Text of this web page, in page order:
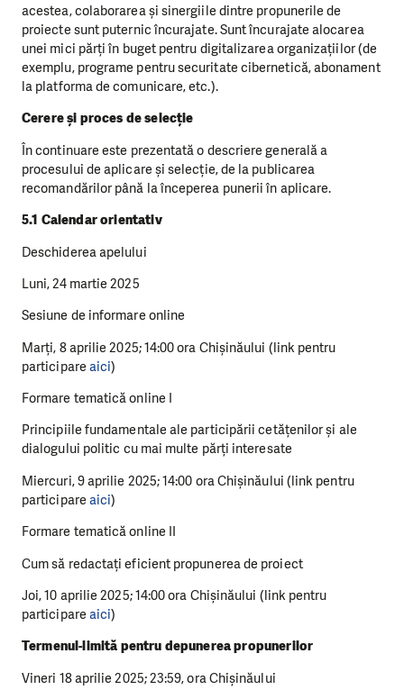
acestea, colaborarea și sinergiile dintre propunerile de
proiecte sunt puternic încurajate. Sunt încurajate alocarea
unei mici părți în buget pentru digitalizarea organizațiilor (de
exemplu, programe pentru securitate cibernetică, abonament
la platforma de comunicare, etc.).
Cerere și proces de selecție
În continuare este prezentată o descriere generală a
procesului de aplicare și selecție, de la publicarea
recomandărilor până la începerea punerii în aplicare.
5.1 Calendar orientativ
Deschiderea apelului
Luni, 24 martie 2025
Sesiune de informare online
Marți, 8 aprilie 2025; 14:00 ora Chișinăului (link pentru
participare aici)
Formare tematică online I
Principiile fundamentale ale participării cetățenilor și ale
dialogului politic cu mai multe părți interesate
Miercuri, 9 aprilie 2025; 14:00 ora Chișinăului (link pentru
participare aici)
Formare tematică online II
Cum să redactați eficient propunerea de proiect
Joi, 10 aprilie 2025; 14:00 ora Chișinăului (link pentru
participare aici)
Termenul-limită pentru depunerea propunerilor
Vineri 18 aprilie 2025; 23:59, ora Chișinăului